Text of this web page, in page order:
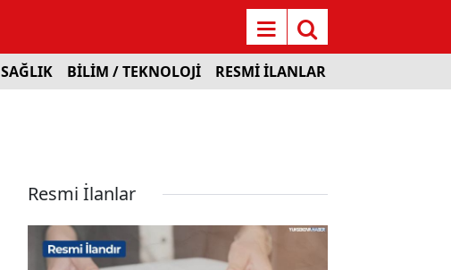
SAĞLIK BİLİM / TEKNOLOJİ RESMİ İLANLAR
Resmi İlanlar